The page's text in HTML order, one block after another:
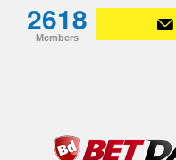
2618
Members